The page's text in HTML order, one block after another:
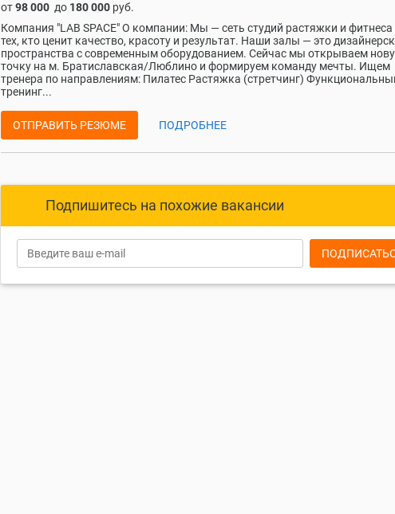
от98 000 до 180 000 руб.
Компания "LAB SPACE" О компании: Мы — сеть студий растяжки и фитнеса
тех, кто ценит качество, красоту и результат. Наши залы — это
пространства с современным оборудованием. Сейчас мы открываем
точку на м. Братиславская/Люблино и формируем команду мечты. Ищем
тренера по направлениям: Пилатес Растяжка (стретчинг)
тренинг...
ОТПРАВИТЬ РЕЗЮМЕ ПОДРОБНЕЕ
Подпишитесь на похожие вакансии